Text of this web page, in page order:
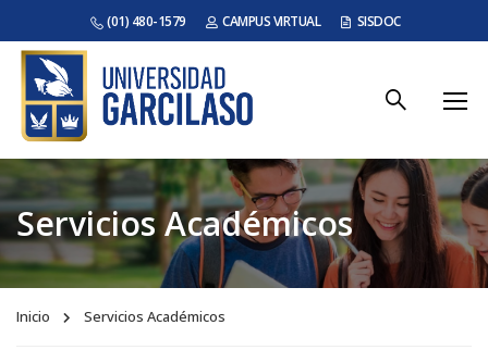
(01) 480-1579 CAMPUS VIRTUAL SISDOC
Servicios Académicos
Inicio Servicios Académicos